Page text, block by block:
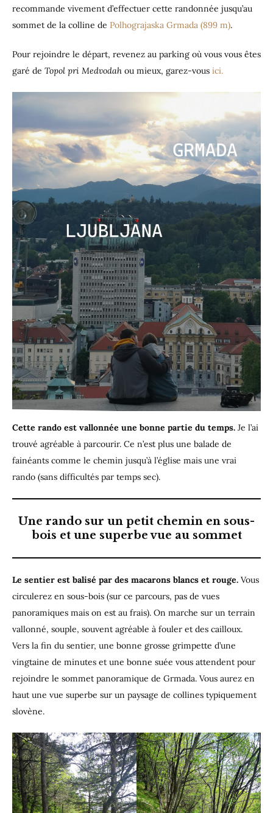
recommande vivement d’effectuer cette randonnée jusqu’au
sommet de la colline de Polhograjaska Grmada (899 m).
Pour rejoindre le départ, revenez au parking où vous vous êtes
garé de Topol pri Medvodah ou mieux, garez-vous ici.
Cette rando est vallonnée une bonne partie du temps. Je l’ai
trouvé agréable à parcourir. Ce n’est plus une balade de
fainéants comme le chemin jusqu’à l’église mais une vrai
rando (sans difficultés par temps sec).
Une rando sur un petit chemin en sous-
bois et une superbe vue au sommet
Le sentier est balisé par des macarons blancs et rouge. Vous
circulerez en sous-bois (sur ce parcours, pas de vues
panoramiques mais on est au frais). On marche sur un terrain
vallonné, souple, souvent agréable à fouler et des cailloux.
Vers la fin du sentier, une bonne grosse grimpette d’une
vingtaine de minutes et une bonne suée vous attendent pour
rejoindre le sommet panoramique de Grmada. Vous aurez en
haut une vue superbe sur un paysage de collines typiquement
slovène.